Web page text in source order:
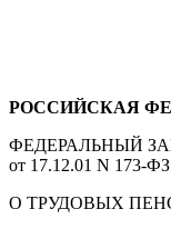
РОССИЙСКАЯ
ФЕДЕРАЛЬНЫЙ
от 17.12.01 N 173-ФЗ
О ТРУДОВЫХ